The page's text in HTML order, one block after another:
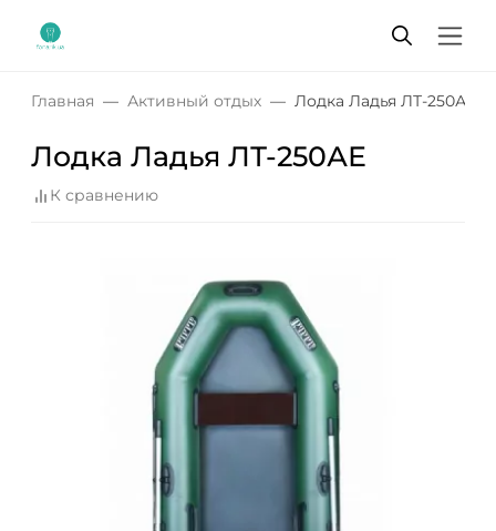
Главная Активный отдых Лодка Ладья ЛТ-250АЕ
Лодка Ладья ЛТ-250АЕ
К сравнению